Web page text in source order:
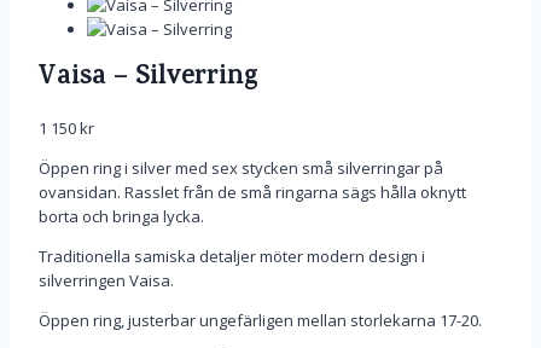
Vaisa – Silverring
1 150kr
Öppen ring i silver med sex stycken små silverringar på
ovansidan. Rasslet från de små ringarna sägs hålla oknytt
borta och bringa lycka.
Traditionella samiska detaljer möter modern design i
silverringen Vaisa.
Öppen ring, justerbar ungefärligen mellan storlekarna 17-20.